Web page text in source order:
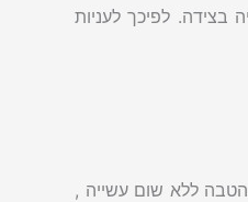
לפיכך לעניות
הטבה ללא שום עשייה ,